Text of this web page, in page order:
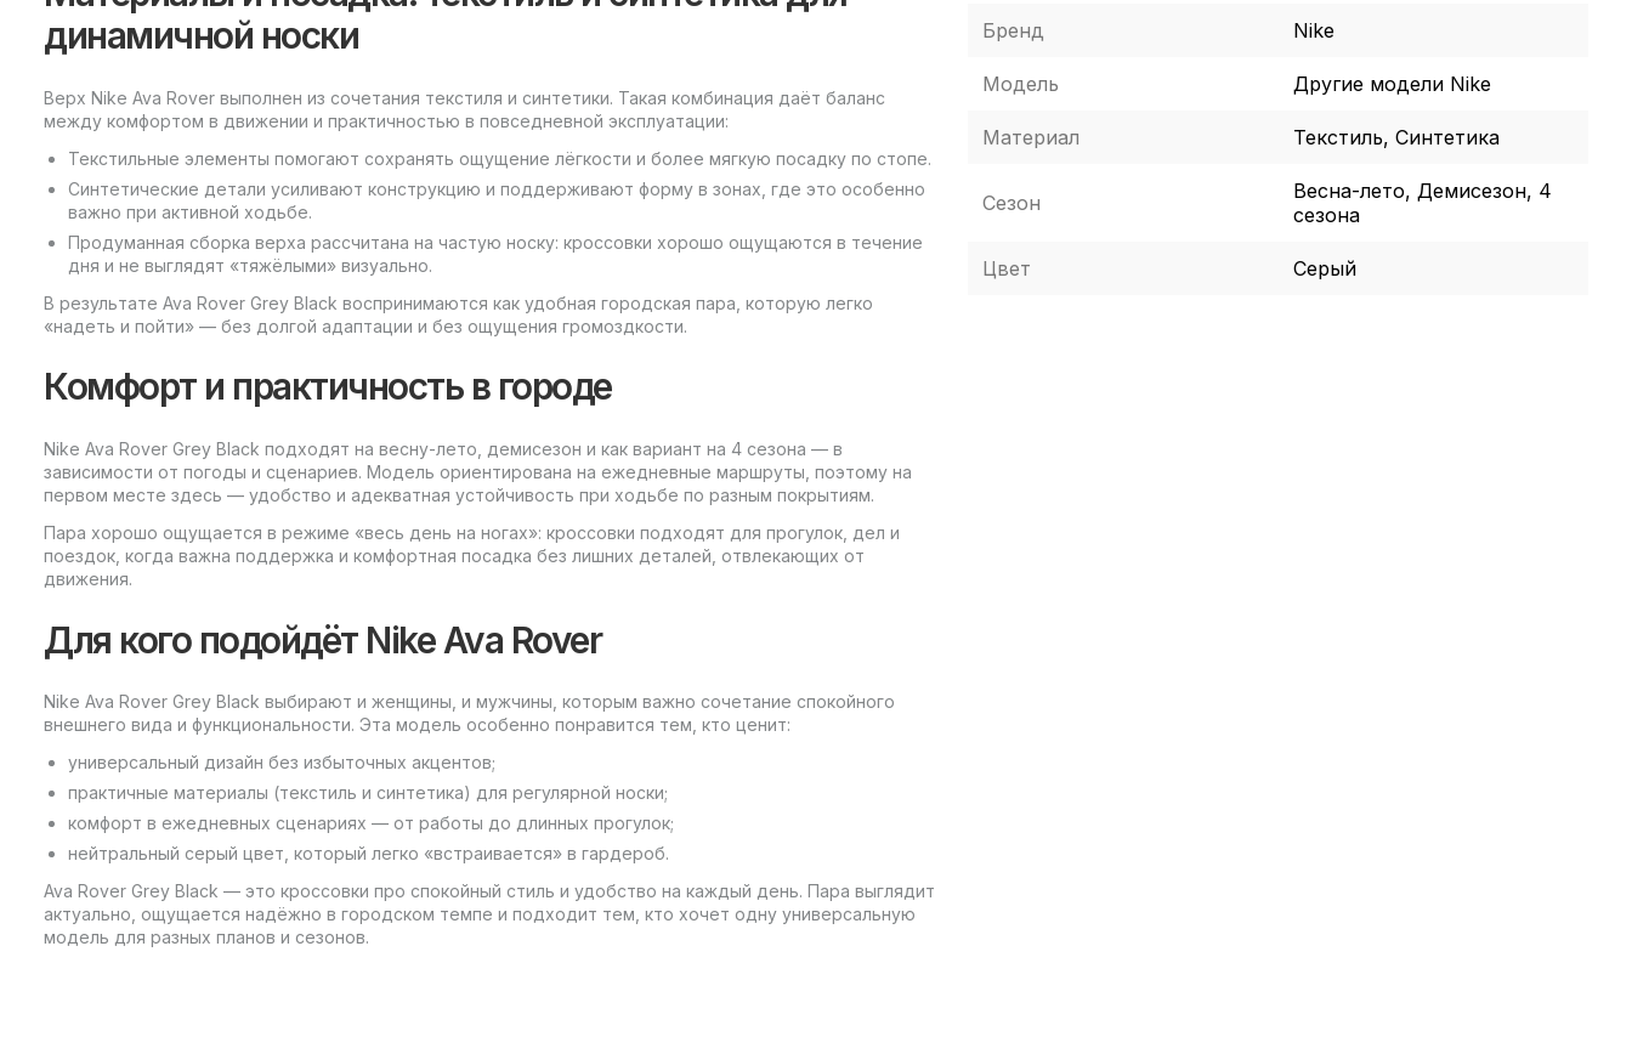
динамичной носки
Верх Nike Ava Rover выполнен из сочетания текстиля и синтетики. Такая комбинация даёт баланс
между комфортом в движении и практичностью в повседневной эксплуатации:
Текстильные элементы помогают сохранять ощущение лёгкости и более мягкую посадку по стопе.
Синтетические детали усиливают конструкцию и поддерживают форму в зонах, где это особенно
важно при активной ходьбе.
Продуманная сборка верха рассчитана на частую носку: кроссовки хорошо ощущаются в течение
дня и не выглядят «тяжёлыми» визуально.
В результате Ava Rover Grey Black воспринимаются как удобная городская пара, которую легко
«надеть и пойти» — без долгой адаптации и без ощущения громоздкости.
Комфорт и практичность в городе
Nike Ava Rover Grey Black подходят на весну-лето, демисезон и как вариант на 4 сезона — в
зависимости от погоды и сценариев. Модель ориентирована на ежедневные маршруты, поэтому на
первом месте здесь — удобство и адекватная устойчивость при ходьбе по разным покрытиям.
Пара хорошо ощущается в режиме «весь день на ногах»: кроссовки подходят для прогулок, дел и
поездок, когда важна поддержка и комфортная посадка без лишних деталей, отвлекающих от
движения.
Для кого подойдёт Nike Ava Rover
Nike Ava Rover Grey Black выбирают и женщины, и мужчины, которым важно сочетание спокойного
внешнего вида и функциональности. Эта модель особенно понравится тем, кто ценит:
универсальный дизайн без избыточных акцентов;
практичные материалы (текстиль и синтетика) для регулярной носки;
комфорт в ежедневных сценариях — от работы до длинных прогулок;
нейтральный серый цвет, который легко «встраивается» в гардероб.
Ava Rover Grey Black — это кроссовки про спокойный стиль и удобство на каждый день. Пара выглядит
актуально, ощущается надёжно в городском темпе и подходит тем, кто хочет одну универсальную
модель для разных планов и сезонов.
Бренд Nike
Модель Другие модели Nike
Материал Текстиль, Синтетика
Сезон
Весна-лето, Демисезон, 4
сезона
Цвет Серый